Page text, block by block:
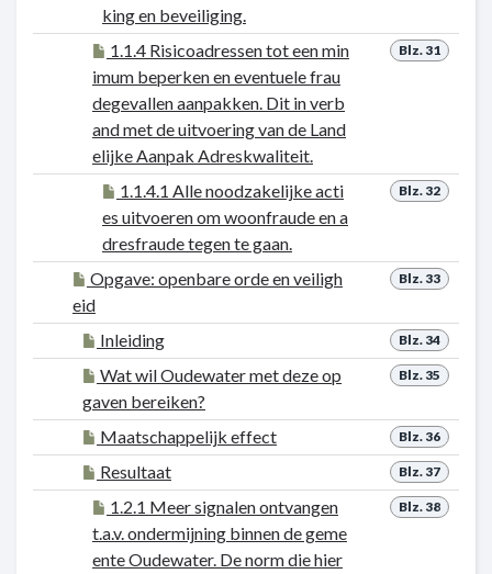
king en beveiliging.
Blz. 31
1.1.4 Risicoadressen tot een min
imum beperken en eventuele frau
degevallen aanpakken. Dit in verb
and met de uitvoering van de Land
elijke Aanpak Adreskwaliteit.
Blz. 32
1.1.4.1 Alle noodzakelijke acti
es uitvoeren om woonfraude en a
dresfraude tegen te gaan.
Blz. 33
Opgave: openbare orde en veiligh
eid
Blz. 34
Inleiding
Blz. 35
Wat wil Oudewater met deze op
gaven bereiken?
Blz. 36
Maatschappelijk effect
Blz. 37
Resultaat
Blz. 38
1.2.1 Meer signalen ontvangen
t.a.v. ondermijning binnen de geme
ente Oudewater. De norm die hier